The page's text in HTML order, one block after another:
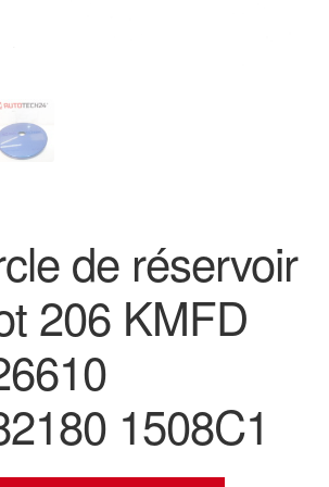
de réservoir
206 KMFD
1508C1